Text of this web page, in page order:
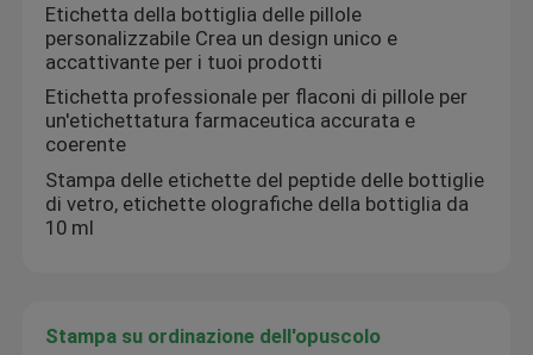
Etichetta della bottiglia delle pillole
personalizzabile Crea un design unico e
accattivante per i tuoi prodotti
Etichetta professionale per flaconi di pillole per
un'etichettatura farmaceutica accurata e
coerente
Stampa delle etichette del peptide delle bottiglie
di vetro, etichette olografiche della bottiglia da
10 ml
Stampa su ordinazione dell'opuscolo